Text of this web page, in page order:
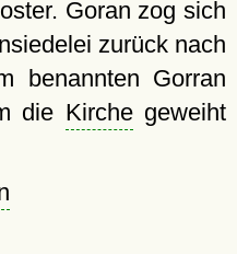
Goran zog sich
zurück nach
benannten Gorran
die Kirchegeweiht